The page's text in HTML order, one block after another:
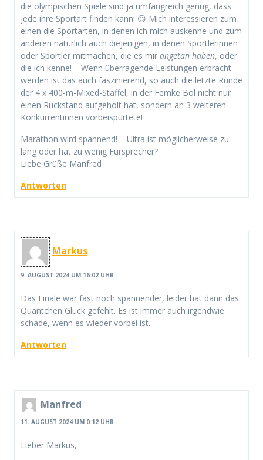
die olympischen Spiele sind ja umfangreich genug, dass
jede ihre Sportart finden kann! 😉 Mich interessieren zum
einen die Sportarten, in denen ich mich auskenne und zum
anderen natürlich auch diejenigen, in denen Sportlerinnen
oder Sportler mitmachen, die es mir angetan haben, oder
die ich kenne! – Wenn überragende Leistungen erbracht
werden ist das auch faszinierend, so auch die letzte Runde
der 4 x 400-m-Mixed-Staffel, in der Femke Bol nicht nur
einen Rückstand aufgeholt hat, sondern an 3 weiteren
Konkurrentinnen vorbeispurtete!
Marathon wird spannend! – Ultra ist möglicherweise zu
lang oder hat zu wenig Fürsprecher?
Liebe Grüße Manfred
Antworten
Markus
9. AUGUST 2024 UM 16:02 UHR
Das Finale war fast noch spannender, leider hat dann das
Quäntchen Glück gefehlt. Es ist immer auch irgendwie
schade, wenn es wieder vorbei ist.
Antworten
Manfred
11. AUGUST 2024 UM 0:12 UHR
Lieber Markus,